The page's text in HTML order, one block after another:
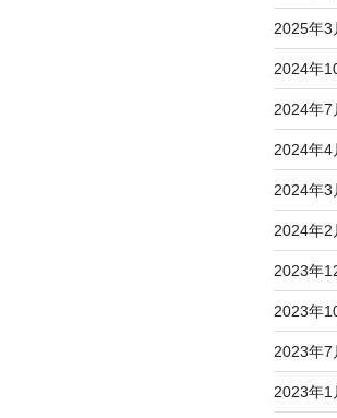
2025年3
2024年
2024年7
2024年4
2024年3
2024年2
2023年
2023年
2023年7
2023年1